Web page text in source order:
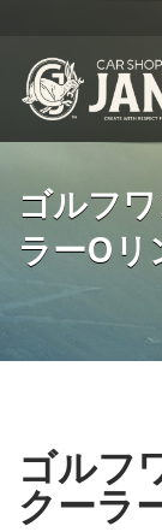
ゴルフ
ラーOリ
ゴルフ
クーラ